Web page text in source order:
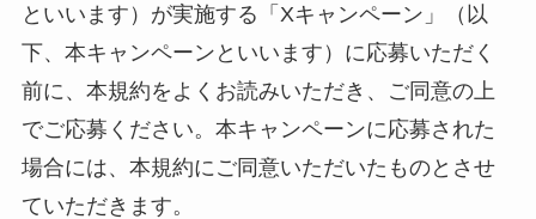
といいます）が実施する「Xキャンペーン」（以
下、本キャンペーンといいます）に応募いただく
前に、本規約をよくお読みいただき、ご同意の上
でご応募ください。本キャンペーンに応募された
場合には、本規約にご同意いただいたものとさせ
ていただきます。